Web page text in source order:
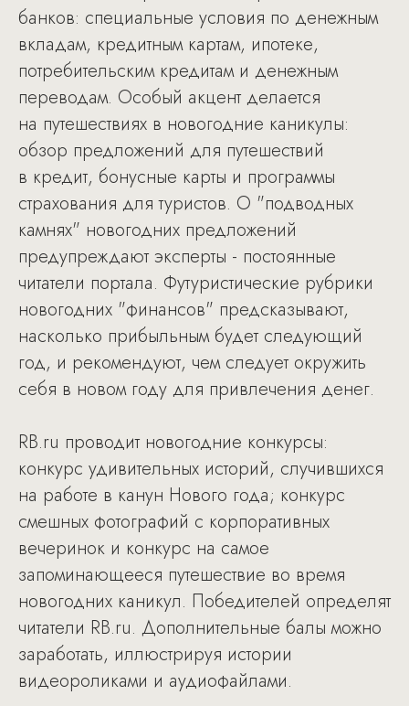
банков: специальные условия по денежным
вкладам, кредитным картам, ипотеке,
потребительским кредитам и денежным
переводам. Особый акцент делается
на путешествиях в новогодние каникулы:
обзор предложений для путешествий
в кредит, бонусные карты и программы
страхования для туристов. О "подводных
камнях" новогодних предложений
предупреждают эксперты - постоянные
читатели портала. Футуристические рубрики
новогодних "финансов" предсказывают,
насколько прибыльным будет следующий
год, и рекомендуют, чем следует окружить
себя в новом году для привлечения денег.
RB.ru проводит новогодние конкурсы:
конкурс удивительных историй, случившихся
на работе в канун Нового года; конкурс
смешных фотографий с корпоративных
вечеринок и конкурс на самое
запоминающееся путешествие во время
новогодних каникул. Победителей определят
читатели RB.ru. Дополнительные балы можно
заработать, иллюстрируя истории
видеороликами и аудиофайлами.